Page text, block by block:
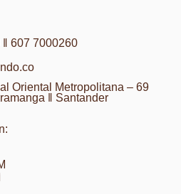
607 7000260
Oriental Metropolitana – 69
‖ Santander